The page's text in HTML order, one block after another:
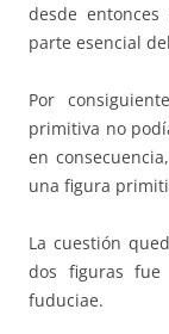
desde
parte esencial
Por
primitiva no
en
una figura
La cuestión
dos figuras
fuduciae.